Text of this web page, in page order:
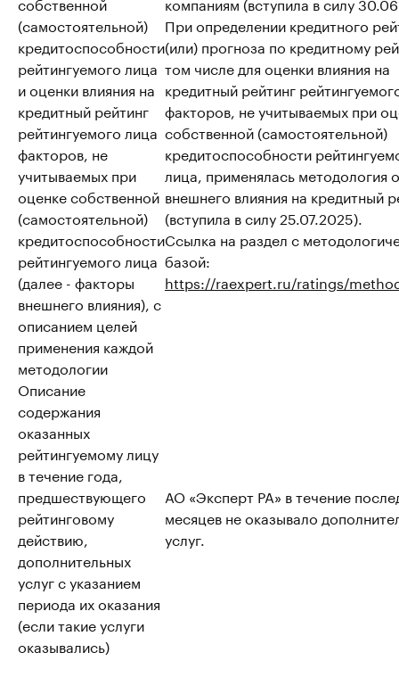
(самостоятельной)
кредитоспособности
рейтингуемого лица
и оценки влияния на
кредитный рейтинг
рейтингуемого лица
факторов, не
учитываемых при
оценке собственной
(самостоятельной)
кредитоспособности
рейтингуемого лица
(далее - факторы
внешнего влияния), с
описанием целей
применения каждой
методологии
При определении кредитного
(или) прогноза по кредитному
том числе для оценки влияния на
кредитный рейтинг
факторов, не учитываемых при
собственной (самостоятельной)
кредитоспособности
лица, применялась методология
внешнего влияния на кредитный
(вступила в силу 25.07.2025).
Ссылка на раздел с
базой:
https://raexpert.ru/ratings/
Описание
содержания
оказанных
рейтингуемому лицу
в течение года,
предшествующего
рейтинговому
действию,
дополнительных
услуг с указанием
периода их оказания
(если такие услуги
оказывались)
АО «Эксперт РА» в течение
месяцев не оказывало
услуг.